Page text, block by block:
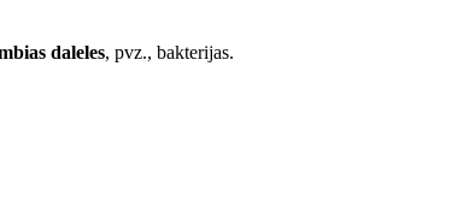
daleles, pvz., bakterijas.